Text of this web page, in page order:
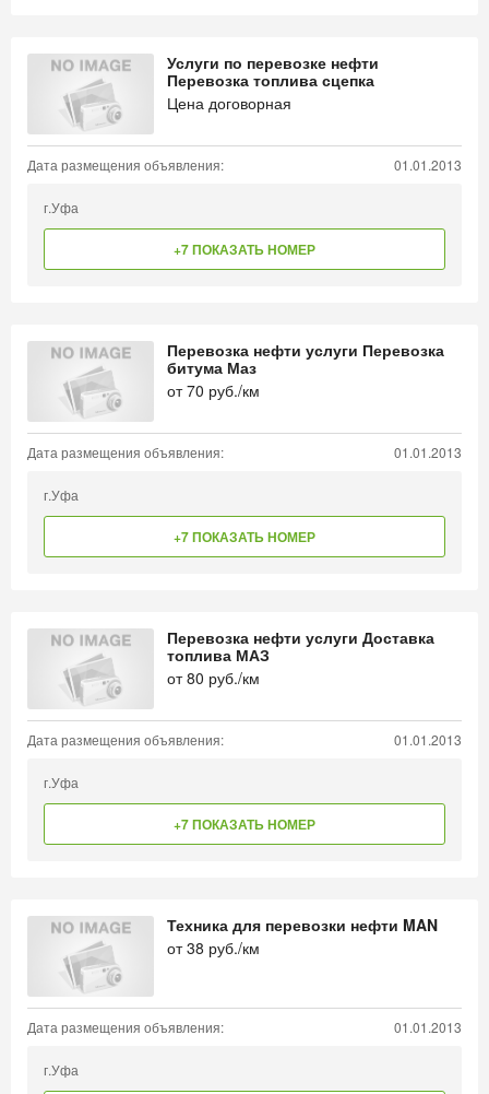
Услуги по перевозке нефти
Перевозка топлива сцепка
Цена договорная
Дата размещения объявления: 01.01.2013
г.Уфа
+7 ПОКАЗАТЬ НОМЕР
Перевозка нефти услуги Перевозка
битума Маз
от70 руб./км
Дата размещения объявления: 01.01.2013
г.Уфа
+7 ПОКАЗАТЬ НОМЕР
Перевозка нефти услуги Доставка
топлива МАЗ
от80 руб./км
Дата размещения объявления: 01.01.2013
г.Уфа
+7 ПОКАЗАТЬ НОМЕР
Техника для перевозки нефти MAN
от38 руб./км
Дата размещения объявления: 01.01.2013
г.Уфа